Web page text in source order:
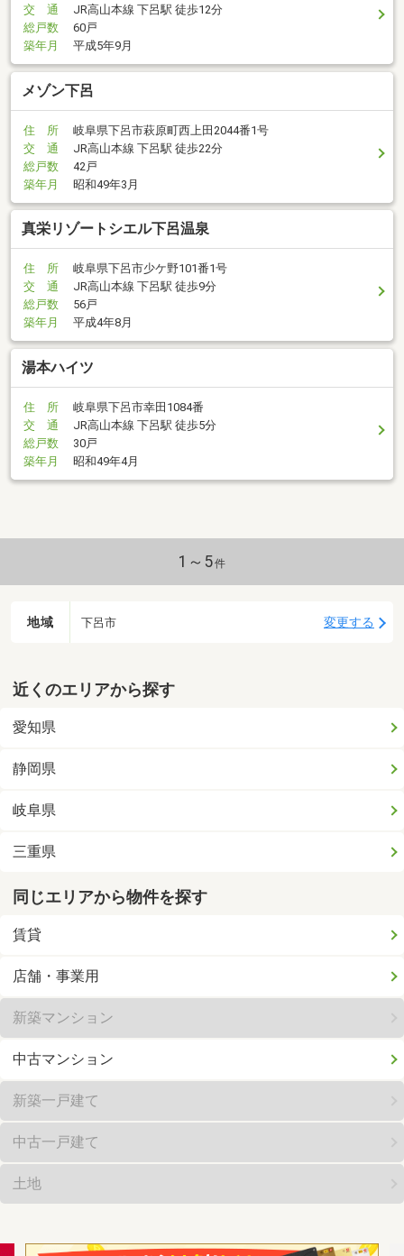
交 通
JR高山本線 下呂駅 徒歩12分
総戸数
60戸
築年月
平成5年9月
メゾン下呂
住 所
岐阜県下呂市萩原町西上田2044番1号
交 通
JR高山本線 下呂駅 徒歩22分
総戸数
42戸
築年月
昭和49年3月
真栄リゾートシエル下呂温泉
住 所
岐阜県下呂市少ケ野101番1号
交 通
JR高山本線 下呂駅 徒歩9分
総戸数
56戸
築年月
平成4年8月
湯本ハイツ
住 所
岐阜県下呂市幸田1084番
交 通
JR高山本線 下呂駅 徒歩5分
総戸数
30戸
築年月
昭和49年4月
1～5件
地域 下呂市 変更する
近くのエリアから探す
愛知県
静岡県
岐阜県
三重県
同じエリアから物件を探す
賃貸
店舗・事業用
新築マンション
中古マンション
新築一戸建て
中古一戸建て
土地